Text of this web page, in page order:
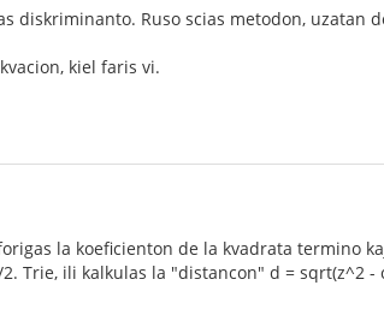
diskriminanto. Ruso scias metodon, uzatan
kiel faris vi.
la koeficienton de la kvadrata termino
Trie, ili kalkulas la "distancon" d = sqrt(z^2 -